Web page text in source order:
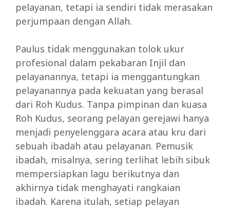
pelayanan, tetapi ia sendiri tidak merasakan
perjumpaan dengan Allah.
Paulus tidak menggunakan tolok ukur
profesional dalam pekabaran Injil dan
pelayanannya, tetapi ia menggantungkan
pelayanannya pada kekuatan yang berasal
dari Roh Kudus. Tanpa pimpinan dan kuasa
Roh Kudus, seorang pelayan gerejawi hanya
menjadi penyelenggara acara atau kru dari
sebuah ibadah atau pelayanan. Pemusik
ibadah, misalnya, sering terlihat lebih sibuk
mempersiapkan lagu berikutnya dan
akhirnya tidak menghayati rangkaian
ibadah. Karena itulah, setiap pelayan